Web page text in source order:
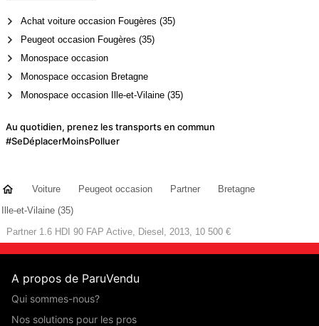
Achat voiture occasion Fougères (35)
Peugeot occasion Fougères (35)
Monospace occasion
Monospace occasion Bretagne
Monospace occasion Ille-et-Vilaine (35)
Au quotidien, prenez les transports en commun
#SeDéplacerMoinsPolluer
Voiture Peugeot occasion Partner
Bretagne
Ille-et-Vilaine (35)
Partner 1.6 HDI 90 FAP Active, Diesel, 2013, 10 500 €
A propos de ParuVendu
Qui sommes-nous?
Nos solutions pour les pros